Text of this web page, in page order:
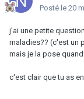
Posté le 20
j'ai une petite
maladies?? (c'est un
mais je la pose
c'est clair que tu as